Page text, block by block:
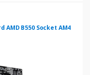
AMD B550 Socket AM4